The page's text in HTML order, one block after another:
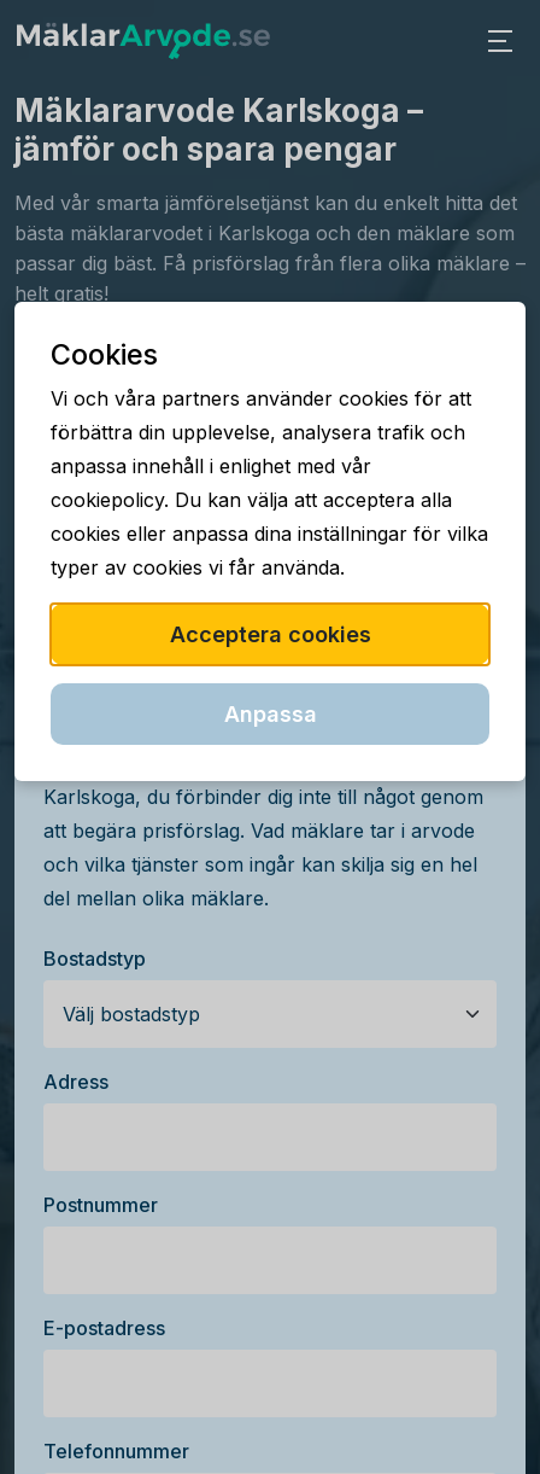
Mäklararvode Karlskoga –
jämför och spara pengar
Med vår smarta jämförelsetjänst kan du enkelt hitta det
bästa mäklararvodet i Karlskoga och den mäklare som
passar dig bäst. Få prisförslag från flera olika mäklare –
helt gratis!
Fyll i formuläret
Jämför arvoden
Välj mäklare
TJÄNSTEN ÄR GRATIS
Jämför mäklararvoden i
Karlskoga
Karlskoga, du förbinder dig inte till något genom
att begära prisförslag. Vad mäklare tar i arvode
och vilka tjänster som ingår kan skilja sig en hel
del mellan olika mäklare.
Bostadstyp
Adress
Postnummer
E-postadress
Telefonnummer
Cookies
Vi och våra partners använder cookies för att
förbättra din upplevelse, analysera trafik och
anpassa innehåll i enlighet med vår
cookiepolicy. Du kan välja att acceptera alla
cookies eller anpassa dina inställningar för vilka
typer av cookies vi får använda.
Acceptera cookies
Anpassa